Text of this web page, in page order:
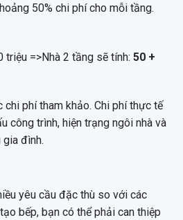
50% chi phí cho mỗi tầng.
=>Nhà 2 tầng sẽ tính: 50 +
chi phí tham khảo. Chi phí thực tế
công trình, hiện trạng ngôi nhà và
đình.
yêu cầu đặc thù so với các
bếp, bạn có thể phải can thiệp